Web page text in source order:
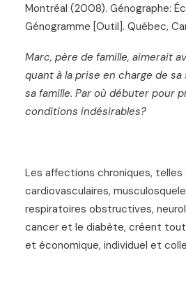
Montréal (2008). Génographe:
Génogramme [Outil]. Québec,
Marc, père de famille, aimerait
quant à la prise en charge de
sa famille. Par où débuter pour
conditions indésirables?
Les affections chroniques, telles
cardiovasculaires,
respiratoires obstructives,
cancer et le diabète, créent
et économique, individuel et